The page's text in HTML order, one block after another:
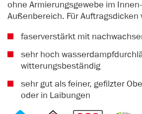
ohne Armierungsgewebe im
Außenbereich. Für
faserverstärkt mit
sehr hoch
witterungsbeständig
sehr gut als feiner, gefilzter
oder in Laibungen